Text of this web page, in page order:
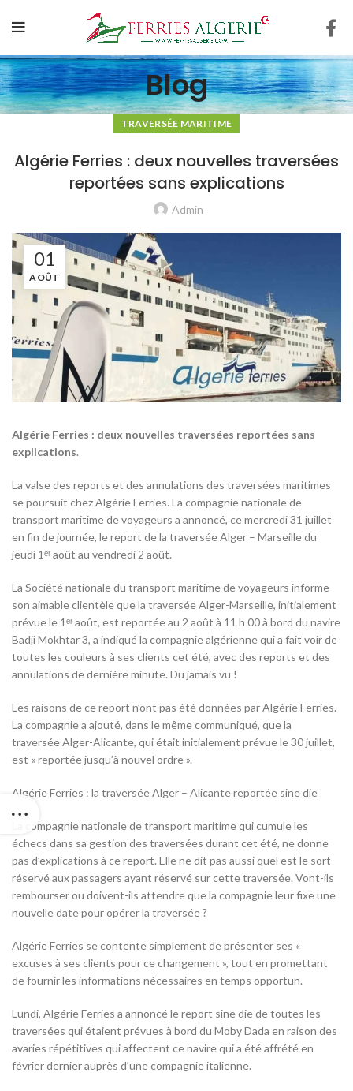
Blog
TRAVERSÉE MARITIME
Algérie Ferries : deux nouvelles traversées
reportées sans explications
Admin
01
AOÛT
Algérie Ferries : deux nouvelles traversées reportées sans
explications.
La valse des reports et des annulations des traversées maritimes
se poursuit chez Algérie Ferries. La compagnie nationale de
transport maritime de voyageurs a annoncé, ce mercredi 31 juillet
en fin de journée, le report de la traversée Alger – Marseille du
jeudi 1ᵉʳ août au vendredi 2 août.
La Société nationale du transport maritime de voyageurs informe
son aimable clientèle que la traversée Alger-Marseille, initialement
prévue le 1ᵉʳ août, est reportée au 2 août à 11 h 00 à bord du navire
Badji Mokhtar 3, a indiqué la compagnie algérienne qui a fait voir de
toutes les couleurs à ses clients cet été, avec des reports et des
annulations de dernière minute. Du jamais vu !
Les raisons de ce report n’ont pas été données par Algérie Ferries.
La compagnie a ajouté, dans le même communiqué, que la
traversée Alger-Alicante, qui était initialement prévue le 30 juillet,
est « reportée jusqu’à nouvel ordre ».
Algérie Ferries : la traversée Alger – Alicante reportée sine die
La compagnie nationale de transport maritime qui cumule les
échecs dans sa gestion des traversées durant cet été, ne donne
pas d’explications à ce report. Elle ne dit pas aussi quel est le sort
réservé aux passagers ayant réservé sur cette traversée. Vont-ils
rembourser ou doivent-ils attendre que la compagnie leur fixe une
nouvelle date pour opérer la traversée ?
Algérie Ferries se contente simplement de présenter ses «
excuses à ses clients pour ce changement », tout en promettant
de fournir les informations nécessaires en temps opportun.
Lundi, Algérie Ferries a annoncé le report sine die de toutes les
traversées qui étaient prévues à bord du Moby Dada en raison des
avaries répétitives qui affectent ce navire qui a été affrété en
février dernier auprès d’une compagnie italienne.